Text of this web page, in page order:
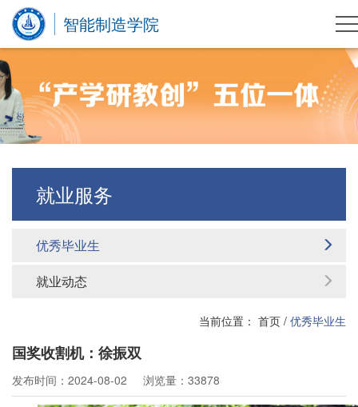
智能制造学院
就业服务
优秀毕业生
就业动态
当前位置： 首页 / 优秀毕业生
国奖收割机：徐振双
发布时间：2024-08-02 浏览量：33878